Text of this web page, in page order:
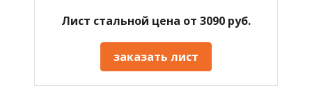
Лист стальной цена от 3090 руб.
заказать лист